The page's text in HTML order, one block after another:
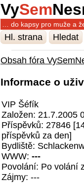
VySem
… do kapsy pro muže a
Hl. strana Hledat
Obsah fóra
Informace o
VIP Šéfík
Založen: 21.7.2005
Příspěvků: 27846
příspěvků za den]
Bydliště:
WWW: ---
Povolání: Po volání
Zájmy: ---